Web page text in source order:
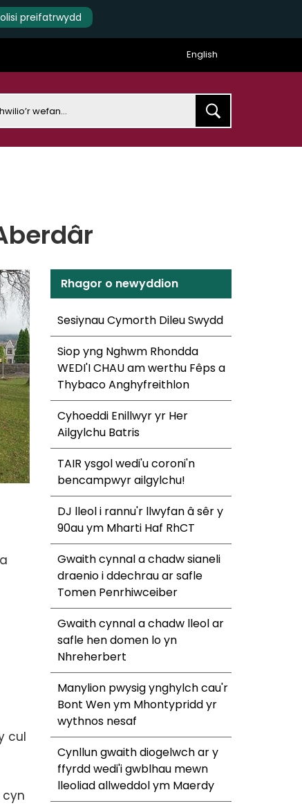
preifatrwydd
English
cul
Rhagor o newyddion
Sesiynau Cymorth Dileu Swydd
Siop yng Nghwm Rhondda
WEDI'I CHAU am werthu Fêps a
Thybaco Anghyfreithlon
Cyhoeddi Enillwyr yr Her
Ailgylchu Batris
TAIR ysgol wedi'u coroni'n
bencampwyr ailgylchu!
DJ lleol i rannu'r llwyfan â sêr y
90au ym Mharti Haf RhCT
Gwaith cynnal a chadw sianeli
draenio i ddechrau ar safle
Tomen Penrhiwceiber
Gwaith cynnal a chadw lleol ar
safle hen domen lo yn
Nhreherbert
Manylion pwysig ynghylch cau'r
Bont Wen ym Mhontypridd yr
wythnos nesaf
Cynllun gwaith diogelwch ar y
ffyrdd wedi'i gwblhau mewn
lleoliad allweddol ym Maerdy